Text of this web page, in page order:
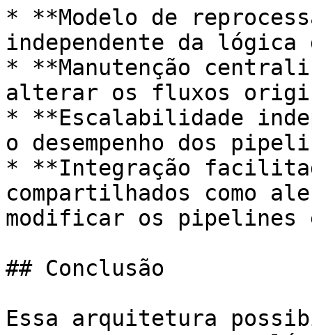
* **Modelo de
independente da lógica
* **Manutenção
alterar os fluxos
* **Escalabilidade
o desempenho dos
* **Integração
compartilhados como
modificar os pipelines
## Conclusão
Essa arquitetura